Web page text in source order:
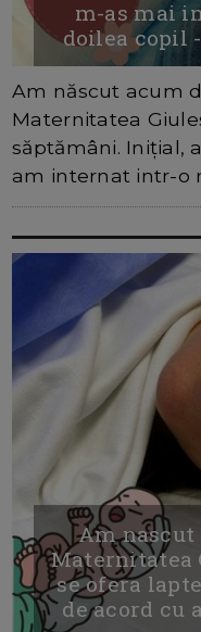
m-as mai
doilea copil
Am născut acum
Maternitatea
săptămâni. Inițial,
am internat intr-o
Am
Maternitatea
se ofera
de acord cu